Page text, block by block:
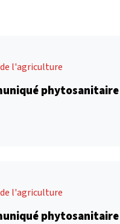
l'agriculture
phytosanitaire
l'agriculture
phytosanitaire